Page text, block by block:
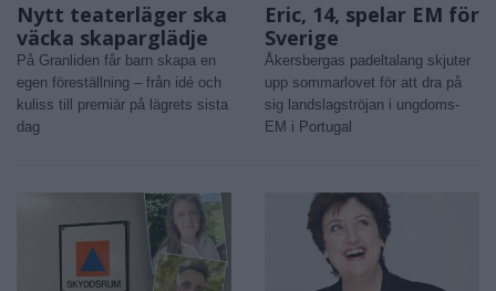
Nytt teaterläger ska
väcka skaparglädje
På Granliden får barn skapa en
egen föreställning – från idé och
kuliss till premiär på lägrets sista
dag
Eric, 14, spelar EM för
Sverige
Åkersbergas padeltalang skjuter
upp sommarlovet för att dra på
sig landslagströjan i ungdoms-
EM i Portugal